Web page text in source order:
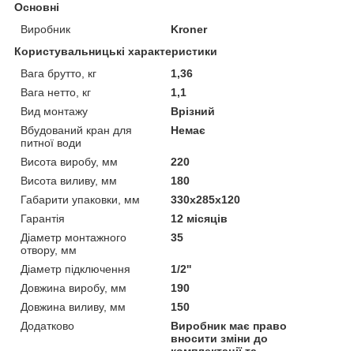
Основні
Виробник
Kroner
Користувальницькі характеристики
Вага брутто, кг
1,36
Вага нетто, кг
1,1
Вид монтажу
Врізний
Вбудований кран для
питної води
Немає
Висота виробу, мм
220
Висота виливу, мм
180
Габарити упаковки, мм
330х285х120
Гарантія
12 місяців
Діаметр монтажного
отвору, мм
35
Діаметр підключення
1/2''
Довжина виробу, мм
190
Довжина виливу, мм
150
Додатково
Виробник має право
вносити зміни до